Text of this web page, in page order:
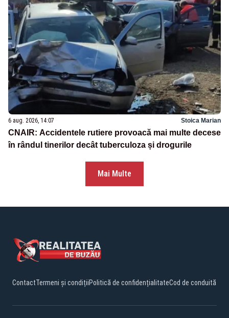
6 aug. 2026, 14:07 Stoica Marian
CNAIR: Accidentele rutiere provoacă mai multe decese
în rândul tinerilor decât tuberculoza și drogurile
Mai Multe
ContactTermeni și condițiiPolitică de confidențialitateCod de conduită